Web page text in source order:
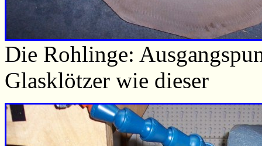
Die Rohlinge:
Glasklötzer wie dieser